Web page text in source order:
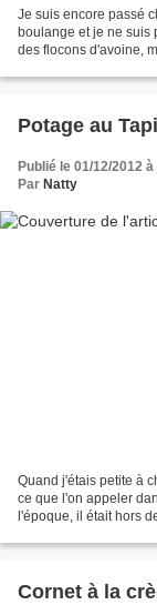
Je suis encore passé
boulange et je ne suis
des flocons d'avoine,
Potage au
Publié le 01/12/2012
Par Natty
Quand j'étais petite à
ce que l'on appeler
l'époque, il était hors
Cornet à la